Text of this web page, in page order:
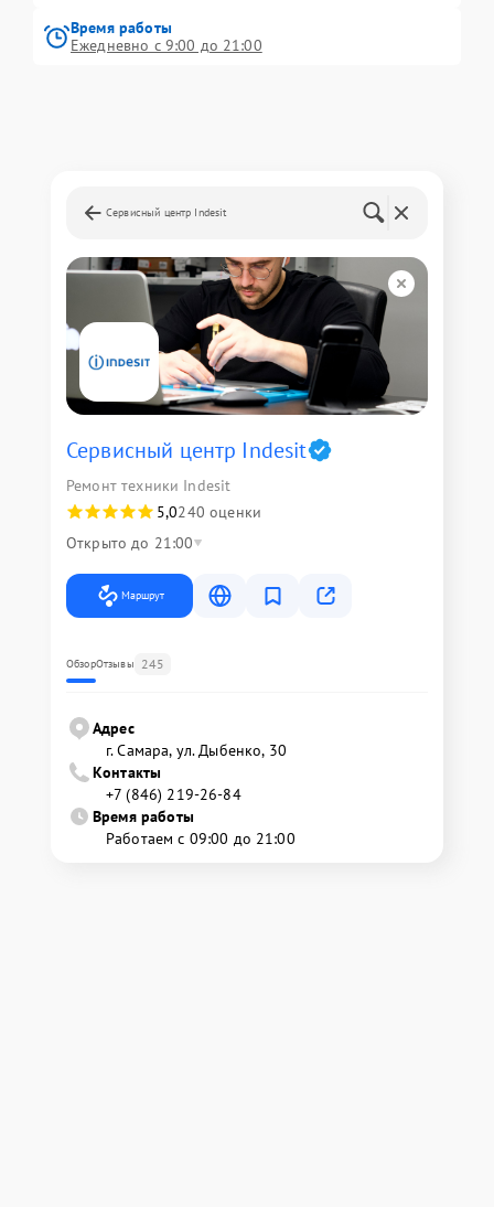
Время работы
Ежедневно с 9:00 до 21:00
Сервисный центр Indesit
Сервисный центр Indesit
Ремонт техники Indesit
5,0240 оценки
Открыто до 21:00
Маршрут
ОбзорОтзывы 245
Адрес
г. Самара, ул. Дыбенко, 30
Контакты
+7 (846) 219-26-84
Время работы
Работаем с 09:00 до 21:00